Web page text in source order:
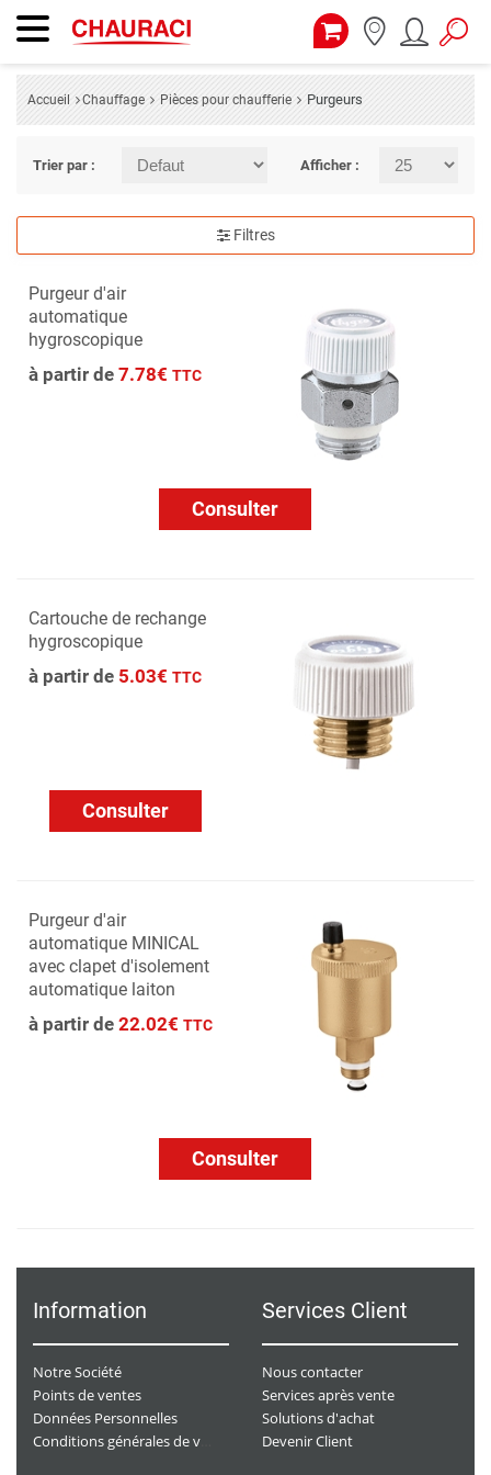
Accueil Chauffage Pièces pour chaufferie Purgeurs
Trier par : Afficher :
Filtres
Purgeur d'air
automatique
hygroscopique
à partir de 7.78€ TTC
Consulter
Cartouche de rechange
hygroscopique
à partir de 5.03€ TTC
Consulter
Purgeur d'air
automatique MINICAL
avec clapet d'isolement
automatique laiton
à partir de 22.02€ TTC
Consulter
Information
Notre Société
Points de ventes
Données Personnelles
Services Client
Nous contacter
Services après vente
Solutions d'achat
Devenir Client